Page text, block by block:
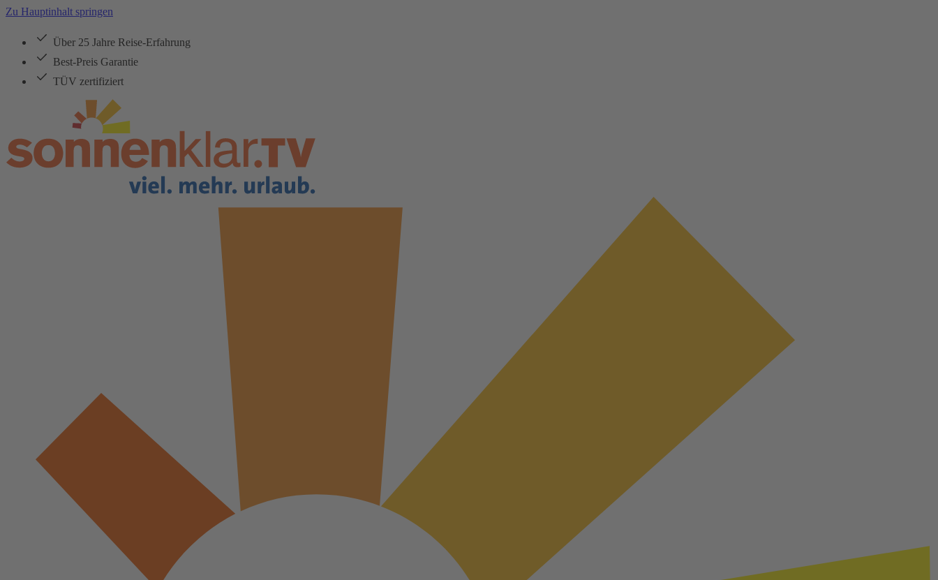
Zu Hauptinhalt springen
Über 25 Jahre Reise-Erfahrung
Best-Preis Garantie
TÜV zertifiziert